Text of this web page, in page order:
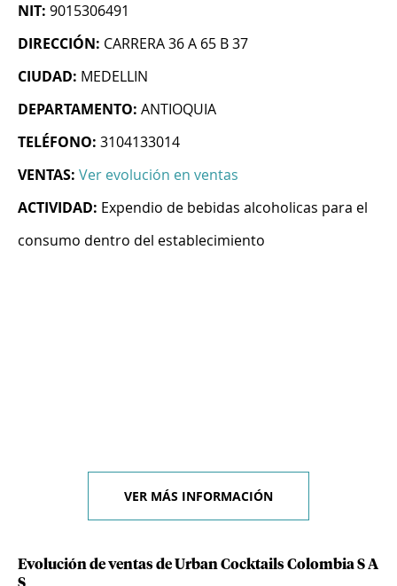
NIT: 9015306491
DIRECCIÓN: CARRERA 36 A 65 B 37
CIUDAD: MEDELLIN
DEPARTAMENTO: ANTIOQUIA
TELÉFONO: 3104133014
VENTAS: Ver evolución en ventas
ACTIVIDAD: Expendio de bebidas alcoholicas para el
consumo dentro del establecimiento
VER MÁS INFORMACIÓN
Evolución de ventas de Urban Cocktails Colombia S A